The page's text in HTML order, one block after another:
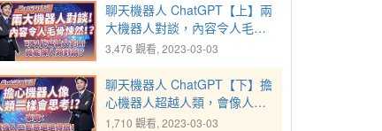
聊天機器人 ChatGPT【上】兩
大機器人對談，內容令人毛骨
悚然！？可以代寫論文的
類對談？
3,476 觀看, 2023-03-03
聊天機器人 ChatGPT【下】擔
心機器人超越人類，會像人類
一樣思考？實際上，現在的技
1,710 觀看, 2023-03-03